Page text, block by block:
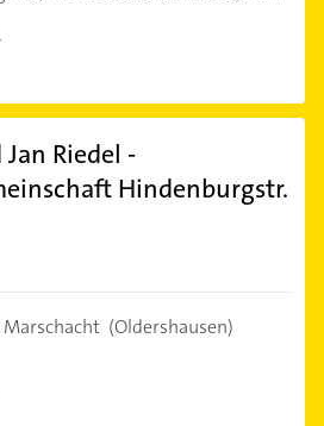
Riedel -
Hindenburgstr.
(Oldershausen)